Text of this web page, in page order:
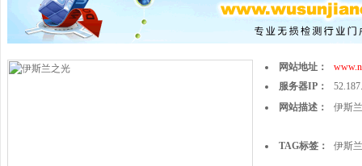
网站地址：
服务器IP：
网站描述：
伊斯
TAG标签： 伊斯兰